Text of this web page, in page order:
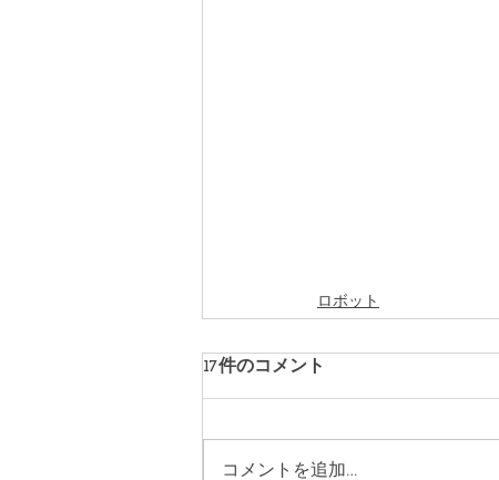
ロボット
17件のコメント
コメントを追加…